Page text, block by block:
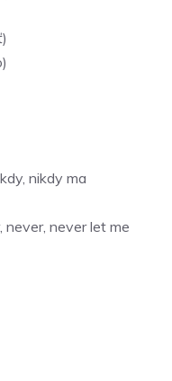
nikdy ma
never let me